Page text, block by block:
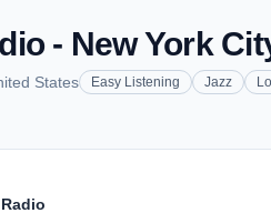
- New York
States Easy Listening Jazz